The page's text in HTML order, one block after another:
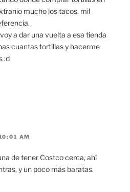
mucho los tacos. mil
a dar una vuelta a esa tienda
cuantas tortillas y hacerme
:d
AM
de tener Costco cerca, ahí
y un poco más baratas.